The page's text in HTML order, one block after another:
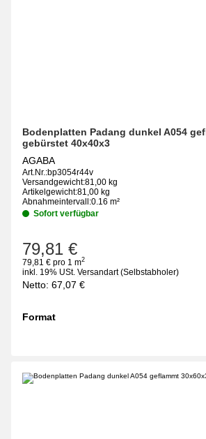
Bodenplatten Padang dunkel A054
gebürstet 40x40x3
AGABA
Art.Nr.:bp3054r44v
Versandgewicht:81,00 kg
Artikelgewicht:81,00 kg
Abnahmeintervall:0.16 m²
Sofort verfügbar
79,81 €
79,81 € pro 1 m2
inkl. 19% USt. Versandart(Selbstabholer)
Netto: 67,07 €
Format